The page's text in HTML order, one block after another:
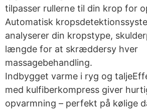
tilpasser rullerne til din krop for
Automatisk
analyserer din kropstype,
længde for at skræddersy hver
massagebehandling.
Indbygget varme i ryg og
med kulfiberkompress giver
opvarmning – perfekt på kølige